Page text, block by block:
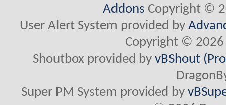
Addons Copyright ©
User Alert System provided by
Copyright © 2026
Shoutbox provided byvBShout
Super PM System provided by